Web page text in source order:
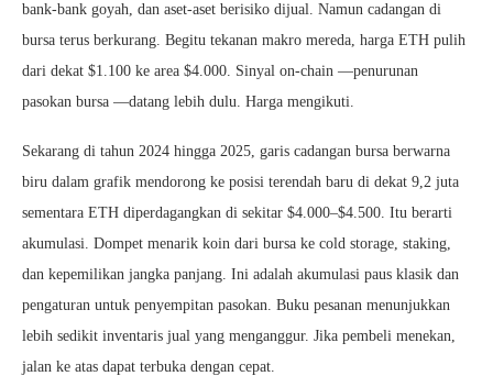
bank-bank goyah, dan aset-aset berisiko dijual. Namun cadangan di
bursa terus berkurang. Begitu tekanan makro mereda, harga ETH pulih
dari dekat $1.100 ke area $4.000. Sinyal on-chain —penurunan
pasokan bursa —datang lebih dulu. Harga mengikuti.
Sekarang di tahun 2024 hingga 2025, garis cadangan bursa berwarna
biru dalam grafik mendorong ke posisi terendah baru di dekat 9,2 juta
sementara ETH diperdagangkan di sekitar $4.000–$4.500. Itu berarti
akumulasi. Dompet menarik koin dari bursa ke cold storage, staking,
dan kepemilikan jangka panjang. Ini adalah akumulasi paus klasik dan
pengaturan untuk penyempitan pasokan. Buku pesanan menunjukkan
lebih sedikit inventaris jual yang menganggur. Jika pembeli menekan,
jalan ke atas dapat terbuka dengan cepat.